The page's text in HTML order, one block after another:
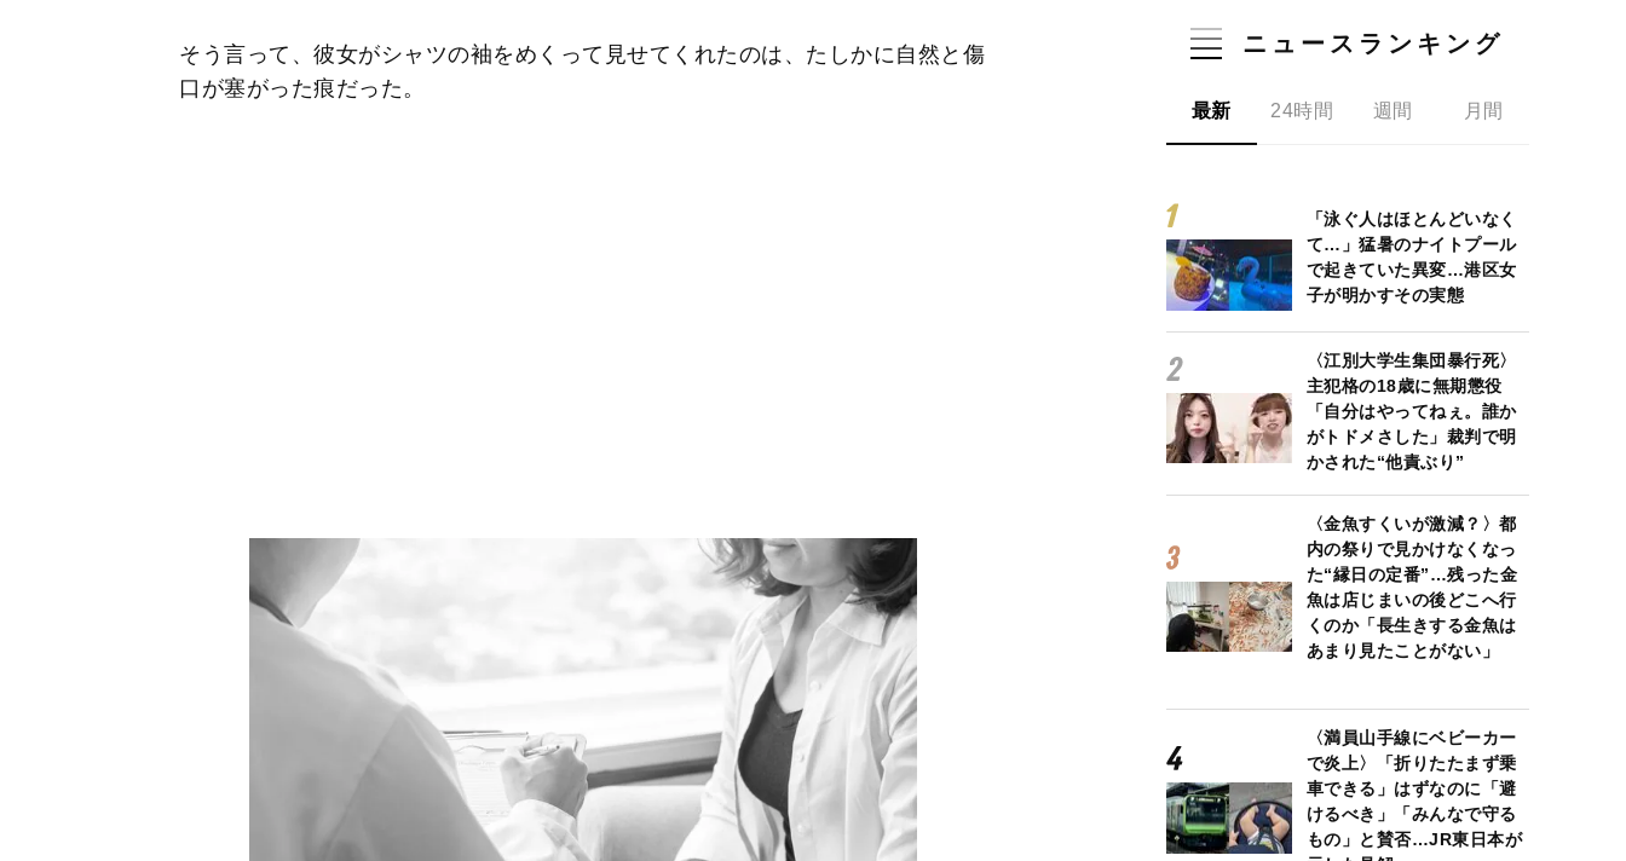
そう言って、彼女がシャツの袖をめくって見せてくれたのは、たしかに自然と傷
口が塞がった痕だった。
ニュースランキング
最新 24時間 週間 月間
「泳ぐ人はほとんどいなく
て…」猛暑のナイトプール
で起きていた異変…港区女
子が明かすその実態
〈江別大学生集団暴行死〉
主犯格の18歳に無期懲役
「自分はやってねぇ。誰か
がトドメさした」裁判で明
かされた“他責ぶり”
〈金魚すくいが激減？〉都
内の祭りで見かけなくなっ
た“縁日の定番”…残った金
魚は店じまいの後どこへ行
くのか「長生きする金魚は
あまり見たことがない」
〈満員山手線にベビーカー
で炎上〉「折りたたまず乗
車できる」はずなのに「避
けるべき」「みんなで守る
もの」と賛否…JR東日本が